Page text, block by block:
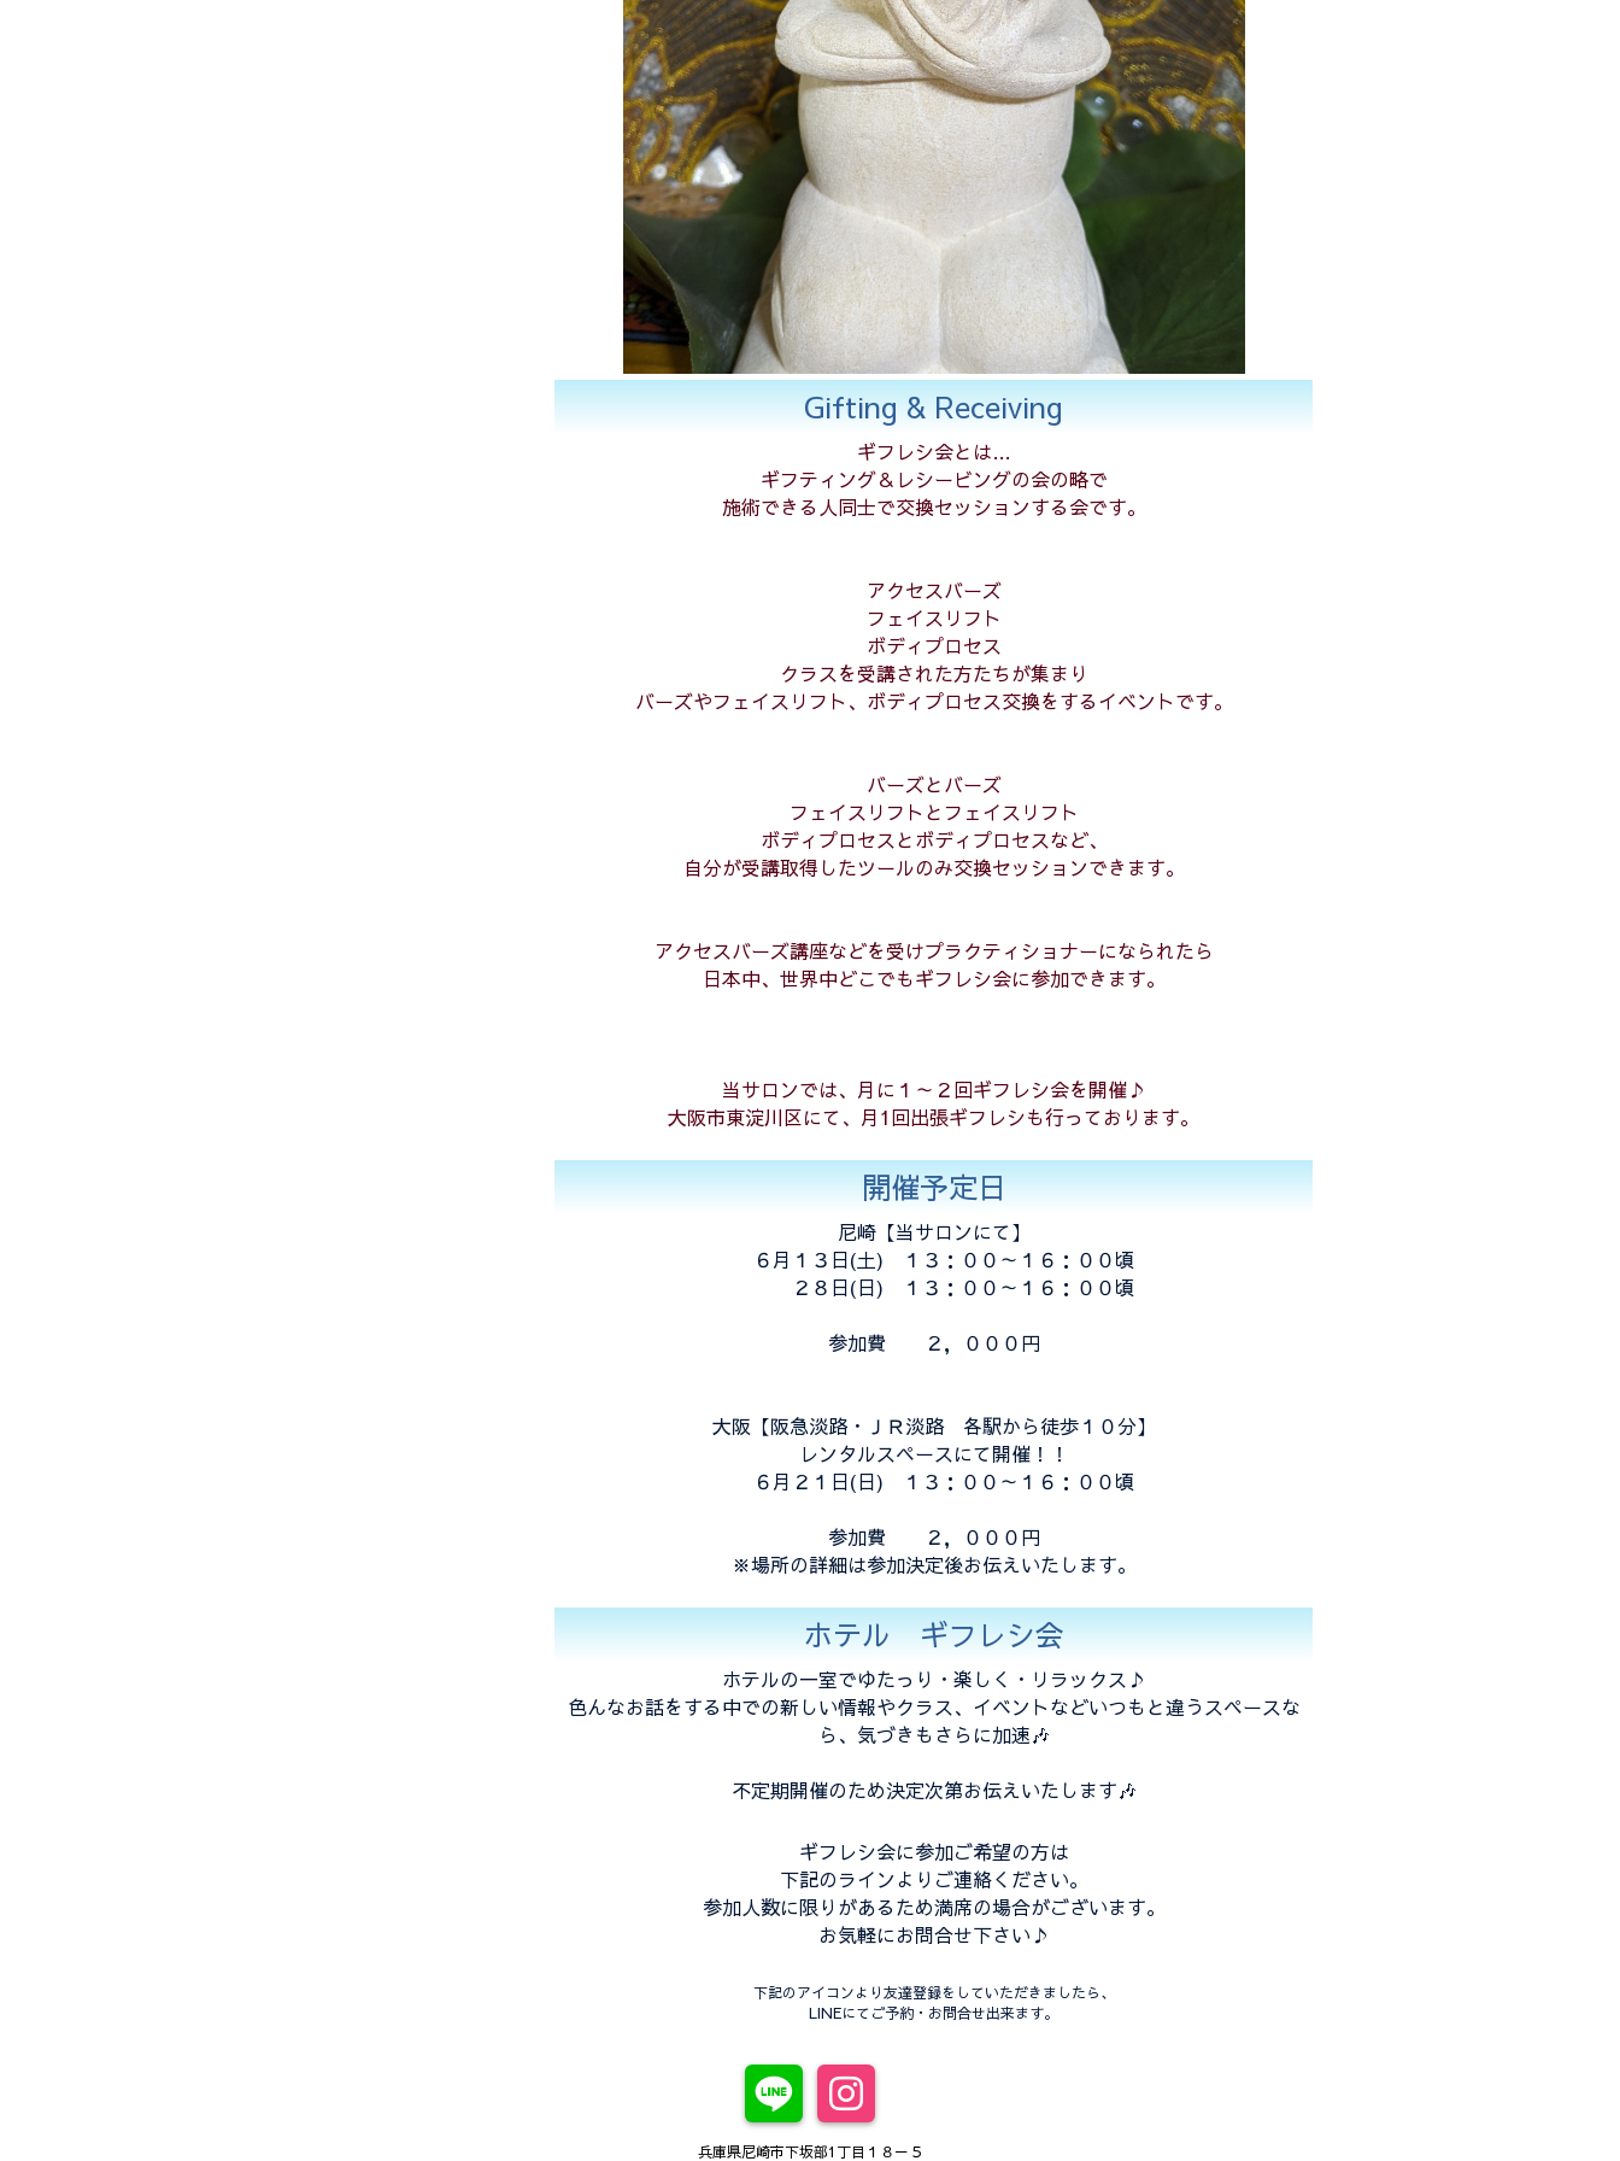
Gifting & Receiving
ギフレシ会とは…
ギフティング＆レシービングの会の略で
施術できる人同士で交換セッションする会です。
アクセスバーズ
フェイスリフト
ボディプロセス
クラスを受講された方たちが集まり
バーズやフェイスリフト、ボディプロセス交換をするイベントです。
バーズとバーズ
フェイスリフトとフェイスリフト
ボディプロセスとボディプロセスなど、
自分が受講取得したツールのみ交換セッションできます。
アクセスバーズ講座などを受けプラクティショナーになられたら
日本中、世界中どこでもギフレシ会に参加できます。
当サロンでは、月に１～２回ギフレシ会を開催♪
大阪市東淀川区にて、月1回出張ギフレシも行っております。
開催予定日
尼崎【当サロンにて】
６月１３日(土) １３：００～１６：００頃
２８日(日) １３：００～１６：００頃
参加費 ２，０００円
大阪【阪急淡路・ＪＲ淡路 各駅から徒歩１０分】
レンタルスペースにて開催！！
６月２１日(日) １３：００～１６：００頃
参加費 ２，０００円
※場所の詳細は参加決定後お伝えいたします。
ホテル ギフレシ会
ホテルの一室でゆたっり・楽しく・リラックス♪
色んなお話をする中での新しい情報やクラス、イベントなどいつもと違うスペースな
ら、気づきもさらに加速🎶
不定期開催のため決定次第お伝えいたします🎶
ギフレシ会に参加ご希望の方は
下記のラインよりご連絡ください。
参加人数に限りがあるため満席の場合がございます。
お気軽にお問合せ下さい♪
下記のアイコンより友達登録をしていただきましたら、
LINEにてご予約・お問合せ出来ます。
兵庫県尼崎市下坂部1丁目１８－５